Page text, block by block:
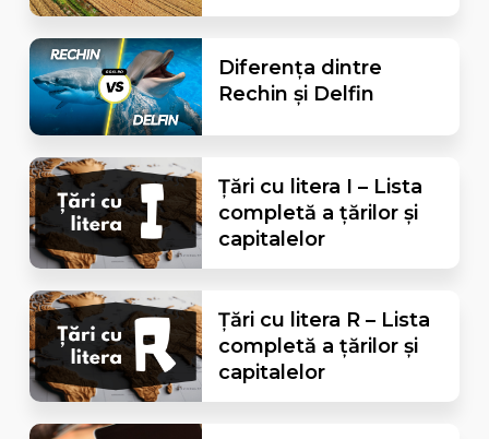
Diferența dintre
Rechin și Delfin
Țări cu litera I – Lista
completă a țărilor și
capitalelor
Țări cu litera R – Lista
completă a țărilor și
capitalelor